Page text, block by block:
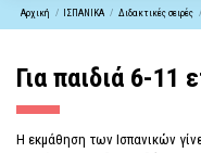
Αρχική ΙΣΠΑΝΙΚΑ Διδακτικές σειρές
Για παιδιά 6-11
Η εκμάθηση των Ισπανικών